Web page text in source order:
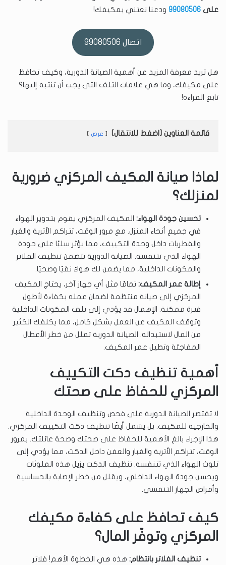
على 99080506 ودعنا نعتني بمكيفك!
اتصال 99080506
هل تريد معرفة المزيد عن أهمية الصيانة الدورية، وكيف تحافظ
على مكيفك، وما هي علامات التلف التي يجب أن تنتبه إليها؟
تابع القراءة!
قائمة العناوين [اضغط للانتقال] عرض
لماذا صيانة المكيف المركزي ضرورية
لمنزلك؟
تحسين جودة الهواء: المكيف المركزي يقوم بتدوير الهواء
في جميع أنحاء المنزل. مع مرور الوقت، تتراكم الأتربة والغبار
والفطريات داخل وحدة التكييف، مما يؤثر سلبًا على جودة
الهواء الذي تتنفسه. الصيانة الدورية تتضمن تنظيف الفلاتر
والمكونات الداخلية، مما يضمن لك هواءً نقيًا وصحيًا.
إطالة عمر المكيف: تمامًا مثل أي جهاز آخر، يحتاج المكيف
المركزي إلى صيانة منتظمة لضمان عمله بكفاءة لأطول
فترة ممكنة. الإهمال قد يؤدي إلى تلف المكونات الداخلية
وتوقف المكيف عن العمل بشكل كامل، مما يكلفك الكثير
من المال لاستبداله. الصيانة الدورية تقلل من خطر الأعطال
المفاجئة وتطيل عمر المكيف.
أهمية تنظيف دكت التكييف
المركزي للحفاظ على صحتك
لا تقتصر الصيانة الدورية على فحص وتنظيف الوحدة الداخلية
والخارجية للمكيف. بل يشمل أيضًا تنظيف دكت التكييف المركزي.
هذا الإجراء بالغ الأهمية للحفاظ على صحتك وصحة عائلتك. بمرور
الوقت، تتراكم الأتربة والغبار والعفن داخل الدكت، مما يؤدي إلى
تلوث الهواء الذي تتنفسه. تنظيف الدكت يزيل هذه الملوثات
ويحسن جودة الهواء الداخلي، ويقلل من خطر الإصابة بالحساسية
وأمراض الجهاز التنفسي.
كيف تحافظ على كفاءة مكيفك
المركزي وتوفّر المال؟
تنظيف الفلاتر بانتظام: هذه هي الخطوة الأهم! فلاتر